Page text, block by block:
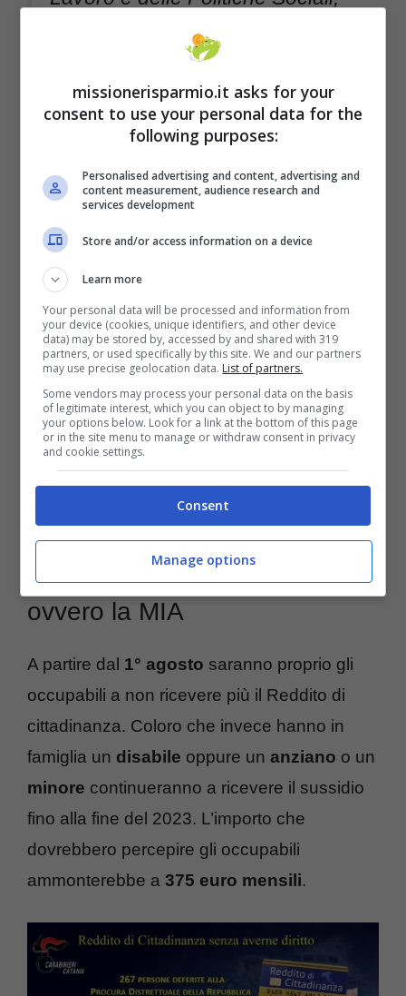
#MarinaCalderone
pic.twitter.com/94SRhvtdiJ
— Ministero Lavoro
(@MinLavoro)April 13, 2023
Come funziona il nuovo
Reddito di cittadinanza,
ovvero la MIA
A partire dal 1° agosto saranno proprio gli
occupabili a non ricevere più il Reddito di
cittadinanza. Coloro che invece hanno in
famiglia un disabile oppure un anziano o un
minore continueranno a ricevere il sussidio
fino alla fine del 2023. L’importo che
dovrebbero percepire gli occupabili
ammonterebbe a 375 euro mensili.
missionerisparmio.it asks for your
consent to use your personal data for the
following purposes:
Personalised advertising and content, advertising and
content measurement, audience research and
services development
Store and/or access information on a device
Learn more
Your personal data will be processed and information from
your device (cookies, unique identifiers, and other device
data) may be stored by, accessed by and shared with 319
partners, or used specifically by this site. We and our partners
may use precise geolocation data. List of partners.
Some vendors may process your personal data on the basis
of legitimate interest, which you can object to by managing
your options below. Look for a link at the bottom of this page
or in the site menu to manage or withdraw consent in privacy
and cookie settings.
Consent
Manage options